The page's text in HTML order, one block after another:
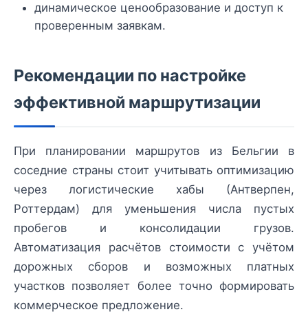
динамическое ценообразование и доступ к
проверенным заявкам.
Рекомендации по настройке
эффективной маршрутизации
При планировании маршрутов из Бельгии в
соседние страны стоит учитывать оптимизацию
через логистические хабы (Антверпен,
Роттердам) для уменьшения числа пустых
пробегов и консолидации грузов.
Автоматизация расчётов стоимости с учётом
дорожных сборов и возможных платных
участков позволяет более точно формировать
коммерческое предложение.